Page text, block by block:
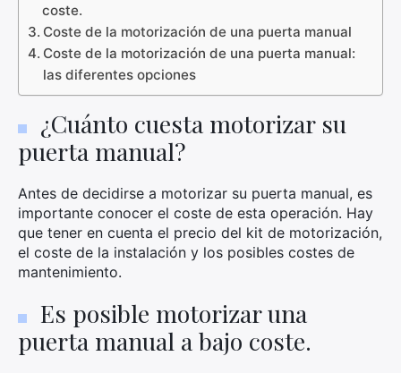
coste.
Coste de la motorización de una puerta manual
Coste de la motorización de una puerta manual:
las diferentes opciones
¿Cuánto cuesta motorizar su
puerta manual?
Antes de decidirse a motorizar su puerta manual, es
importante conocer el coste de esta operación. Hay
que tener en cuenta el precio del kit de motorización,
el coste de la instalación y los posibles costes de
mantenimiento.
Es posible motorizar una
puerta manual a bajo coste.